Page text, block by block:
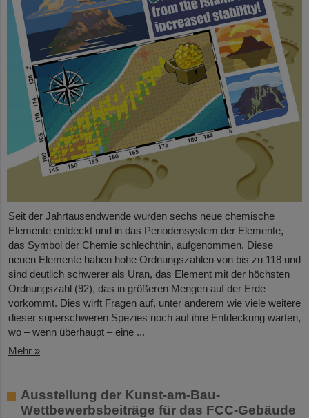
Seit der Jahrtausendwende wurden sechs neue chemische
Elemente entdeckt und in das Periodensystem der Elemente,
das Symbol der Chemie schlechthin, aufgenommen. Diese
neuen Elemente haben hohe Ordnungszahlen von bis zu 118 und
sind deutlich schwerer als Uran, das Element mit der höchsten
Ordnungszahl (92), das in größeren Mengen auf der Erde
vorkommt. Dies wirft Fragen auf, unter anderem wie viele weitere
dieser superschweren Spezies noch auf ihre Entdeckung warten,
wo – wenn überhaupt – eine ...
Mehr »
Ausstellung der Kunst-am-Bau-
Wettbewerbsbeiträge für das FCC-Gebäude